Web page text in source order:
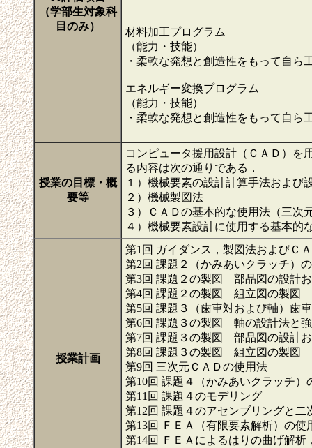
（学部生対象科
目のみ）
材料加工プログラム
（能力・技能）
・柔軟な発想と創造性をもって自ら
エネルギー変換プログラム
（能力・技能）
・柔軟な発想と創造性をもって自ら
授業の目標・概
要等
コンピュータ援用設計（ＣＡＤ）を
る内容は次の通りである．
１）機械要素の設計計算手法および
２）機械製図法
３）ＣＡＤの基本的な使用法（三次
４）機械要素設計に使用する基本的
授業計画
第1回 ガイダンス，製図法およびＣ
第2回 課題２（かみあいクラッチ）
第3回 課題２の製図 部品図の設計
第4回 課題２の製図 組立図の製図
第5回 課題３（歯車対および軸）歯
第6回 課題３の製図 軸の設計法と
第7回 課題３の製図 部品図の設計
第8回 課題３の製図 組立図の製図
第9回 三次元ＣＡＤの使用法
第10回 課題４（かみあいクラッチ）
第11回 課題４のモデリング
第12回 課題４のアセンブリングと二
第13回 ＦＥＡ（有限要素解析）の使
第14回 ＦＥＡによるはりの曲げ解析